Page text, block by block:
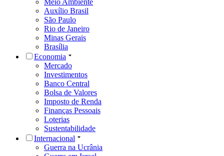
Auxílio Brasil
São Paulo
Rio de Janeiro
Minas Gerais
Brasília
Economia
Mercado
Investimentos
Banco Central
Bolsa de Valores
Imposto de Renda
Finanças Pessoais
Loterias
Sustentabilidade
Internacional
Guerra na Ucrânia